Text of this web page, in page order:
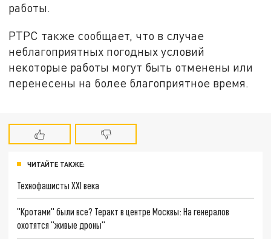
работы.
РТРС также сообщает, что в случае
неблагоприятных погодных условий
некоторые работы могут быть отменены или
перенесены на более благоприятное время.
ЧИТАЙТЕ ТАКЖЕ:
Технофашисты XXI века
"Кротами" были все? Теракт в центре Москвы: На генералов
охотятся "живые дроны"